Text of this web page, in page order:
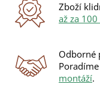
Zboží
až za
Odborné
montáží.